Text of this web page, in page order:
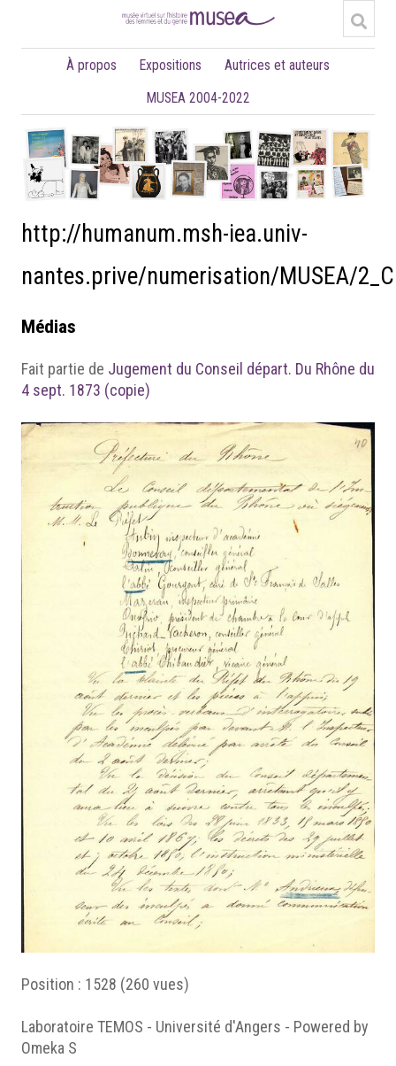
À propos Expositions
Autrices et auteurs
MUSEA 2004-2022
http://humanum.msh-iea.univ-
nantes.prive/numerisation/MUSEA/
Médias
Fait partie de Jugement du Conseil départ. Du Rhône du
4 sept. 1873 (copie)
Position : 1528 (260 vues)
Laboratoire TEMOS - Université d'Angers - Powered by
Omeka S